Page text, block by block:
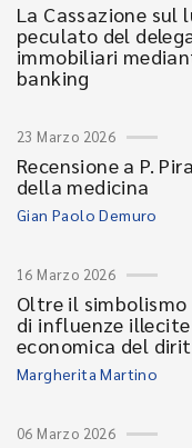
La Cassazione sul
peculato del
immobiliari
banking
23 Marzo 2026
Recensione a P.
della medicina
Gian Paolo Demuro
16 Marzo 2026
Oltre il
di influenze
economica del
Margherita Martino
06 Marzo 2026